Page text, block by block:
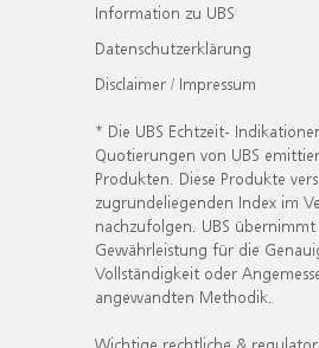
Information zu UBS
Datenschutzerklärung
Disclaimer / Impressum
* Die UBS Echtzeit-
Quotierungen von UBS
Produkten. Diese Produkte
zugrundeliegenden Index im
nachzufolgen. UBS
Gewährleistung für die
Vollständigkeit oder
angewandten Methodik.